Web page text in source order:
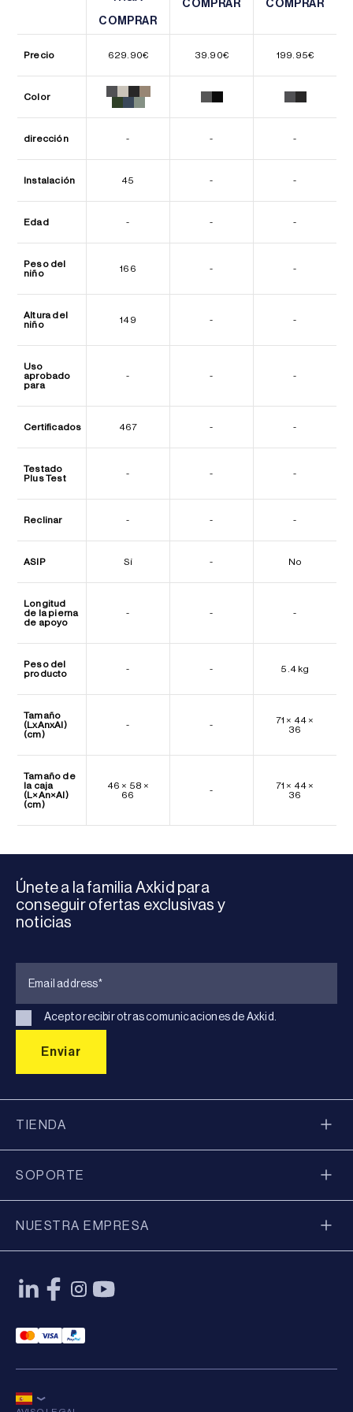
COMPRAR
COMPRAR
COMPRAR
COMPRAR
Precio 629.90€ 39.90€ 199.95€
Color
dirección - - -
Instalación 45 - -
Edad - - -
Peso del
niño
166 - -
Altura del
niño
149 - -
Uso
aprobado
para
- - -
Certificados 467 - -
Testado
Plus Test
- - -
Reclinar - - -
ASIP Sí - No
Longitud
de la pierna
de apoyo
- - -
Peso del
producto
- - 5.4 kg
Tamaño
(LxAnxAl)
(cm)
- -
71 × 44 ×
36
Tamaño de
la caja
(L×An×Al)
(cm)
46 × 58 ×
66
-
71 × 44 ×
36
Únete a la familia Axkid para
conseguir ofertas exclusivas y
noticias
Acepto recibir otras comunicaciones de Axkid.
TIENDA
SOPORTE
NUESTRA EMPRESA
Mastercard Payment
Visa Payment
Paypal Payment